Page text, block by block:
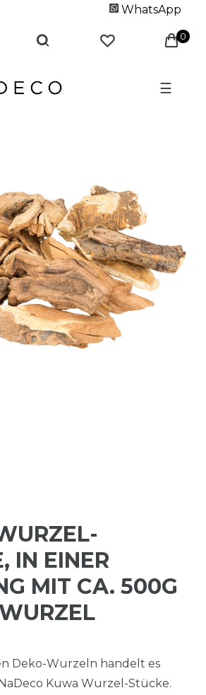
WhatsApp
0
☰
IN EINER
MIT CA. 500G
Deko-Wurzeln handelt es
Kuwa Wurzel-Stücke.